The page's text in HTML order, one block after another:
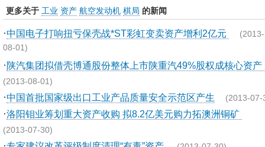
更多关于 工业 资产 航空发动机 棋局 的新闻
·中国电子打响扭亏保壳战*ST彩虹变卖资产增利2亿元 (2013-
08-01)
·陕汽集团拟借壳博通股份整体上市陕重汽49%股权成核心资产
(2013-08-01)
·中国首批国家级出口工业产品质量安全示范区产生 (2013-07-
·洛阳钼业筹划重大资产收购 拟8.2亿美元购力拓澳洲铜矿
(2013-07-30)